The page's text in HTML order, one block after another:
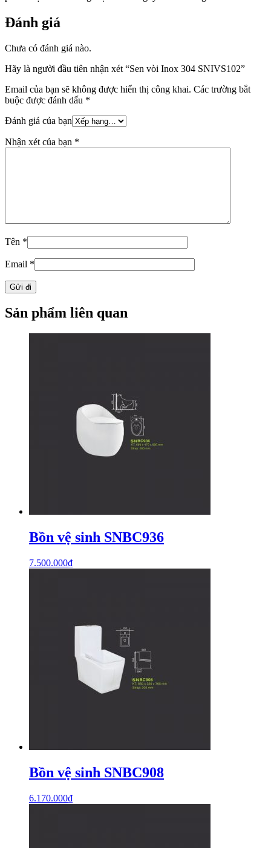
Đánh giá
Chưa có đánh giá nào.
Hãy là người đầu tiên nhận xét “Sen vòi Inox 304 SNIVS102”
Email của bạn sẽ không được hiển thị công khai. Các trường bắt
buộc được đánh dấu *
Đánh giá của bạn
Nhận xét của bạn *
Tên *
Email *
Sản phẩm liên quan
Bồn vệ sinh SNBC936
7.500.000₫
Bồn vệ sinh SNBC908
6.170.000₫